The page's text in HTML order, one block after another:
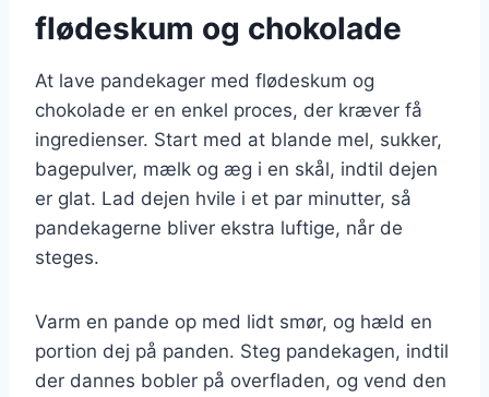
flødeskum og chokolade
At lave pandekager med flødeskum og
chokolade er en enkel proces, der kræver få
ingredienser. Start med at blande mel, sukker,
bagepulver, mælk og æg i en skål, indtil dejen
er glat. Lad dejen hvile i et par minutter, så
pandekagerne bliver ekstra luftige, når de
steges.
Varm en pande op med lidt smør, og hæld en
portion dej på panden. Steg pandekagen, indtil
der dannes bobler på overfladen, og vend den